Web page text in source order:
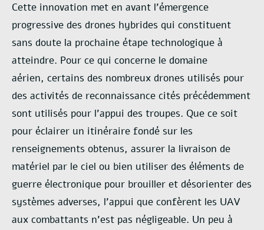
Cette innovation met en avant l’émergence
progressive des drones hybrides qui constituent
sans doute la prochaine étape technologique à
atteindre. Pour ce qui concerne le domaine
aérien, certains des nombreux drones utilisés pour
des activités de reconnaissance cités précédemment
sont utilisés pour l’appui des troupes. Que ce soit
pour éclairer un itinéraire fondé sur les
renseignements obtenus, assurer la livraison de
matériel par le ciel ou bien utiliser des éléments de
guerre électronique pour brouiller et désorienter des
systèmes adverses, l’appui que confèrent les UAV
aux combattants n’est pas négligeable. Un peu à